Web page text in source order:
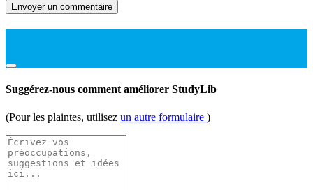
Envoyer un commentaire
Suggérez-nous comment améliorer StudyLib
(Pour les plaintes, utilisez un autre formulaire )